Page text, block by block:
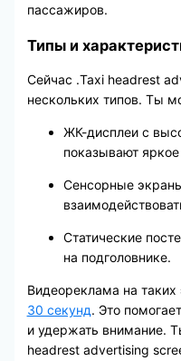
пассажиров.
Типы и
Сейчас .Taxi headrest
нескольких типов. Ты
ЖК-дисплеи с
показывают
Сенсорные
Статические
на подголовнике.
Видеореклама на таких
30 секунд. Это
и удержать внимание.
headrest advertising